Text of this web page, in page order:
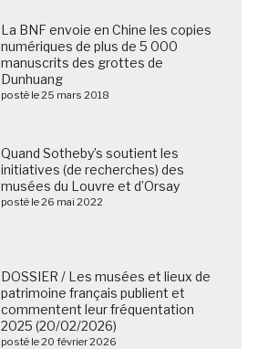
La BNF envoie en Chine les copies
numériques de plus de 5 000
manuscrits des grottes de
Dunhuang
posté le 25 mars 2018
Quand Sotheby’s soutient les
initiatives (de recherches) des
musées du Louvre et d’Orsay
posté le 26 mai 2022
DOSSIER / Les musées et lieux de
patrimoine français publient et
commentent leur fréquentation
2025 (20/02/2026)
posté le 20 février 2026